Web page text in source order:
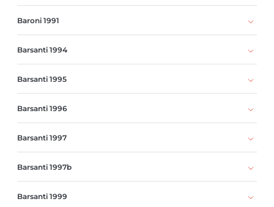
Baroni 1991
Barsanti 1994
Barsanti 1995
Barsanti 1996
Barsanti 1997
Barsanti 1997b
Barsanti 1999